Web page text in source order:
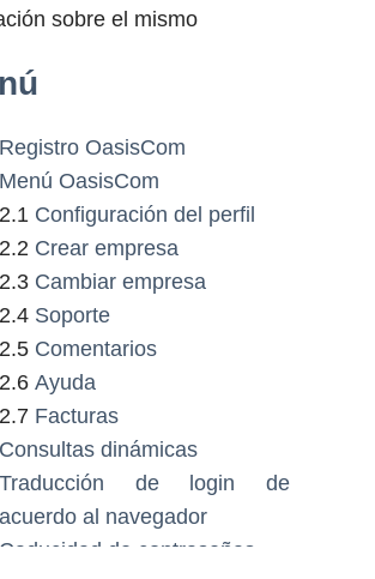
de Gestión
sobre el mismo
Registro OasisCom
Menú OasisCom
2.1 Configuración del perfil
2.2 Crear empresa
2.3 Cambiar empresa
2.4 Soporte
2.5 Comentarios
2.6Ayuda
2.7 Facturas
Consultas dinámicas
Traducción de login de
acuerdo al navegador
Caducidad de contraseñas